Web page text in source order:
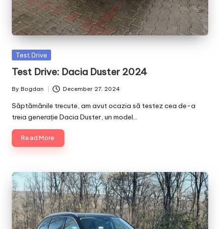
Posted
Test Drive
Test Drive: Dacia Duster 2024
Posted
by
By Bogdan December 27, 2024
Săptămânile trecute, am avut ocazia să testez cea de-a
treia generație Dacia Duster, un model…
Read More